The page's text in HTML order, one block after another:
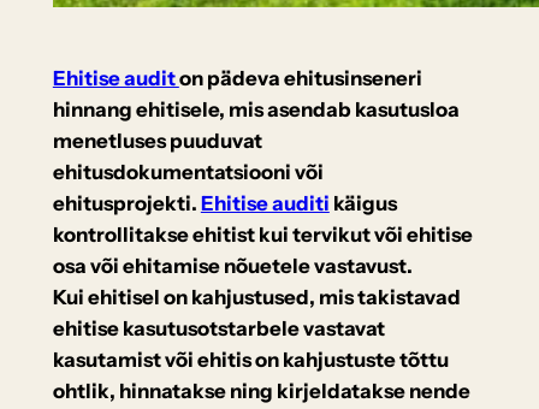
Ehitise auditon pädeva ehitusinseneri
hinnang ehitisele, mis asendab kasutusloa
menetluses puuduvat
ehitusdokumentatsiooni või
ehitusprojekti. Ehitise auditi käigus
kontrollitakse ehitist kui tervikut või ehitise
osa või ehitamise nõuetele vastavust.
Kui ehitisel on kahjustused, mis takistavad
ehitise kasutusotstarbele vastavat
kasutamist või ehitis on kahjustuste tõttu
ohtlik, hinnatakse ning kirjeldatakse nende